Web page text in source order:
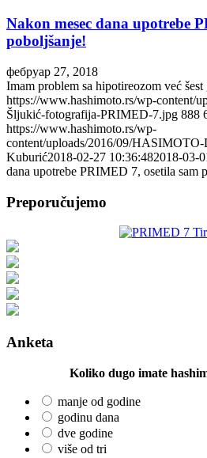
Nakon mesec dana upotrebe
poboljšanje!
фебруар 27, 2018
Imam problem sa hipotireozom već
https://www.hashimoto.rs/wp-content/
Šljukić-fotografija-PRIMED-7.jpg 888
https://www.hashimoto.rs/wp-
content/uploads/2016/09/
Kuburić2018-02-27 10:36:482018-03-
dana upotrebe PRIMED 7, osetila sam
Preporučujemo
Anketa
Koliko dugo imate
manje od godine
godinu dana
dve godine
više od tri